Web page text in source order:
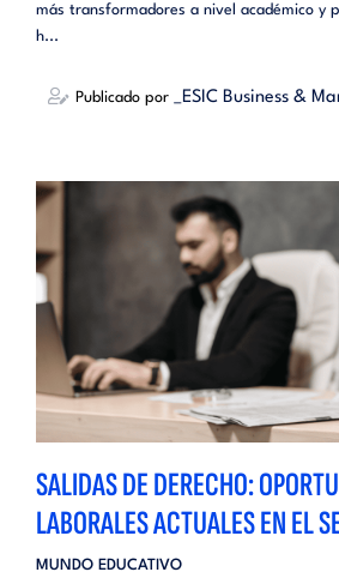
más transformadores a nivel académico y
h...
Publicado por _ESIC Business &
SALIDAS DE DERECHO:
LABORALES ACTUALES EN EL
MUNDO EDUCATIVO